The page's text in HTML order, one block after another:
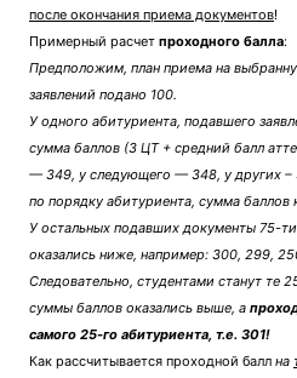
после окончания приема документов!
Примерный расчет проходного балла:
Предположим, план приема на
заявлений подано 100.
У одного абитуриента, подавшего
сумма баллов (3 ЦТ + средний балл
— 349, у следующего — 348, у других
по порядку абитуриента, сумма баллов
У остальных подавших документы 75-
оказались ниже, например: 300, 299,
Следовательно, студентами станут те
суммы баллов оказались выше, а
самого 25-го абитуриента, т.е. 301!
Как рассчитывается проходной балл на